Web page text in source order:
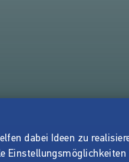
dabei Ideen zu